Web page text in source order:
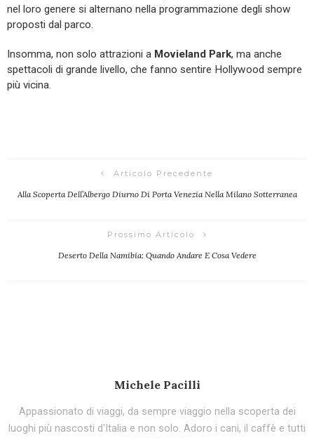
nel loro genere si alternano nella programmazione degli show
proposti dal parco.
Insomma, non solo attrazioni a Movieland Park, ma anche
spettacoli di grande livello, che fanno sentire Hollywood sempre
più vicina.
Articolo Precedente
Alla Scoperta Dell’Albergo Diurno Di Porta Venezia Nella Milano Sotterranea
Prossimo Articolo
Deserto Della Namibia: Quando Andare E Cosa Vedere
Michele Pacilli
Appassionato di viaggi, da sempre viaggio nella scoperta dei
luoghi più nascosti d'Italia e non solo. Adoro i cani, il caffè e tutti